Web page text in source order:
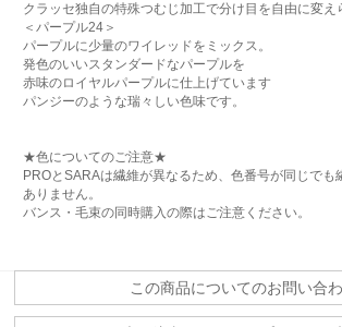
クラッセ独自の特殊つむじ加工で分け目を自由に変え
＜パープル24＞
パープルに少量のワイレッドをミックス。
発色のいいスタンダードなパープルを
赤味のロイヤルパープルに仕上げています
パンジーのような瑞々しい色味です。
★色についてのご注意★
PROとSARAは繊維が異なるため、色番号が同じでも
ありません。
バンス・毛束の同時購入の際はご注意ください。
この商品についてのお問い合